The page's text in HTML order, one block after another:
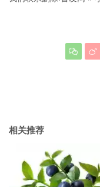
 
相关推荐